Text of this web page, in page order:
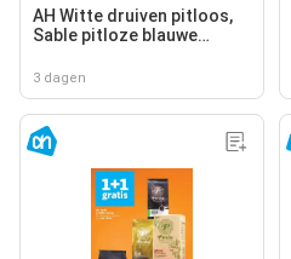
AH Witte druiven pitloos,
Sable pitloze blauwe
pitloze rode druiven
3 dagen